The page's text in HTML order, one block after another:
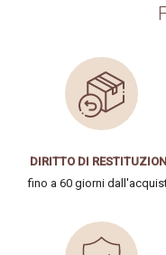
DIRITTO DI
fino a 60 giorni